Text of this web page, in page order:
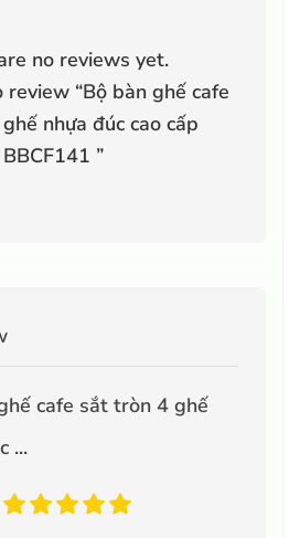
no reviews yet.
“Bộ bàn ghế cafe
nhựa đúc cao cấp
BBCF141 ”
cafe sắt tròn 4 ghế
...